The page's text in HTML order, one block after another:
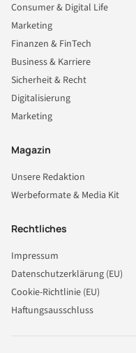
Consumer & Digital Life
Marketing
Finanzen & FinTech
Business & Karriere
Sicherheit & Recht
Digitalisierung
Marketing
Magazin
Unsere Redaktion
Werbeformate & Media Kit
Rechtliches
Impressum
Datenschutzerklärung (EU)
Cookie-Richtlinie (EU)
Haftungsausschluss